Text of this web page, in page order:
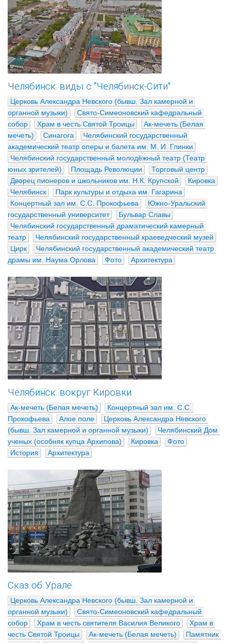
Челябинск: виды с "Челябинск-Сити"
Церковь Александра Невского (бывш. Зал камерной и
органной музыки)
Свято-Симеоновский кафедральный
собор
Храм в честь Святой Троицы
Ак-мечеть (Белая
мечеть)
Синагога
Челябинский государственный
академический театр оперы и балета им. М. И. Глинки
Челябинский государственный молодёжный театр (Театр
юных зрителей)
Площадь Революции
Торговый центр
Дворец пионеров и школьников им. Н.К. Крупской
Кировка
Челябинск
Парк культуры и отдыха им. Гагарина
Концертный зал им. С.С. Прокофьева
Южно-Уральский
государственный университет
Бульвар Славы
Челябинский государственный драматический камерный
театр
Челябинский государственный краеведческий музей
Цирк
Челябинский государственный академический театр
драмы им. Наума Орлова
Фото Архитектура
Челябинск: вокруг Кировки
Ак-мечеть (Белая мечеть)
Концертный зал им. С.С.
Прокофьева
Алое поле
Церковь Александра Невского
(бывш. Зал камерной и органной музыки)
Челябинский Дом
ученых (особняк купца Архипова)
Кировка
Фото
История
Архитектура
Сказ об Урале
Церковь Александра Невского (бывш. Зал камерной и
органной музыки)
Свято-Симеоновский кафедральный
собор
Храм в честь святителя Василия Великого
Храм в
честь Святой Троицы
Ак-мечеть (Белая мечеть)
Памятник